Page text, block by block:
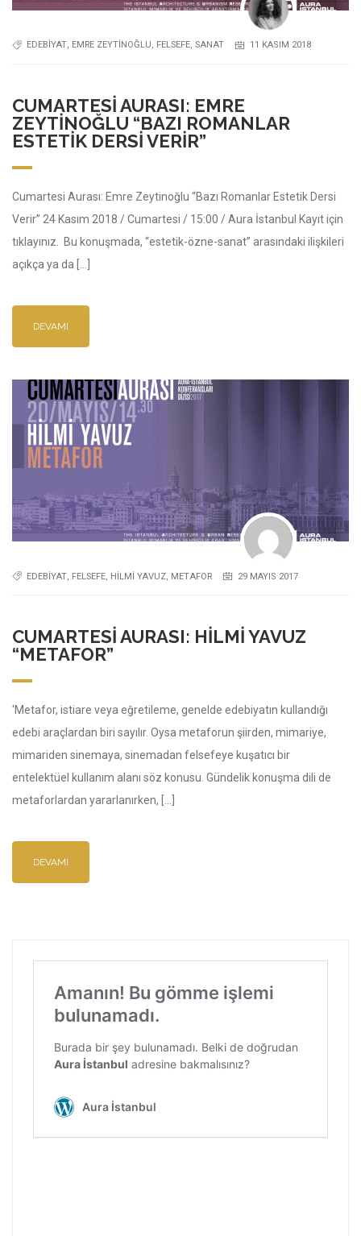
EDEBIYAT, EMRE ZEYTINOĞLU, FELSEFE, SANAT 11 KASIM 2018
CUMARTESI AURASI: EMRE
ZEYTINOĞLU “BAZI ROMANLAR
ESTETIK DERSI VERIR”
Cumartesi Aurası: Emre Zeytinoğlu “Bazı Romanlar Estetik Dersi
Verir” 24 Kasım 2018 / Cumartesi / 15:00 / Aura İstanbul Kayıt için
tıklayınız. Bu konuşmada, “estetik-özne-sanat” arasındaki ilişkileri
açıkça ya da […]
DEVAMI
EDEBIYAT FELSEFE HILMI YAVUZ METAFOR 29 MAYIS 2017
CUMARTESI AURASI: HILMI YAVUZ
“METAFOR”
‘Metafor, istiare veya eğretileme, genelde edebiyatın kullandığı
edebi araçlardan biri sayılır. Oysa metaforun şiirden, mimariye,
mimariden sinemaya, sinemadan felsefeye kuşatıcı bir
entelektüel kullanım alanı söz konusu. Gündelik konuşma dili de
metaforlardan yararlanırken, […]
DEVAMI